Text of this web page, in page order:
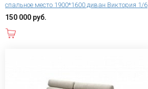
спальное место 1900*1600 диван Виктория 1/6
150 000 руб.